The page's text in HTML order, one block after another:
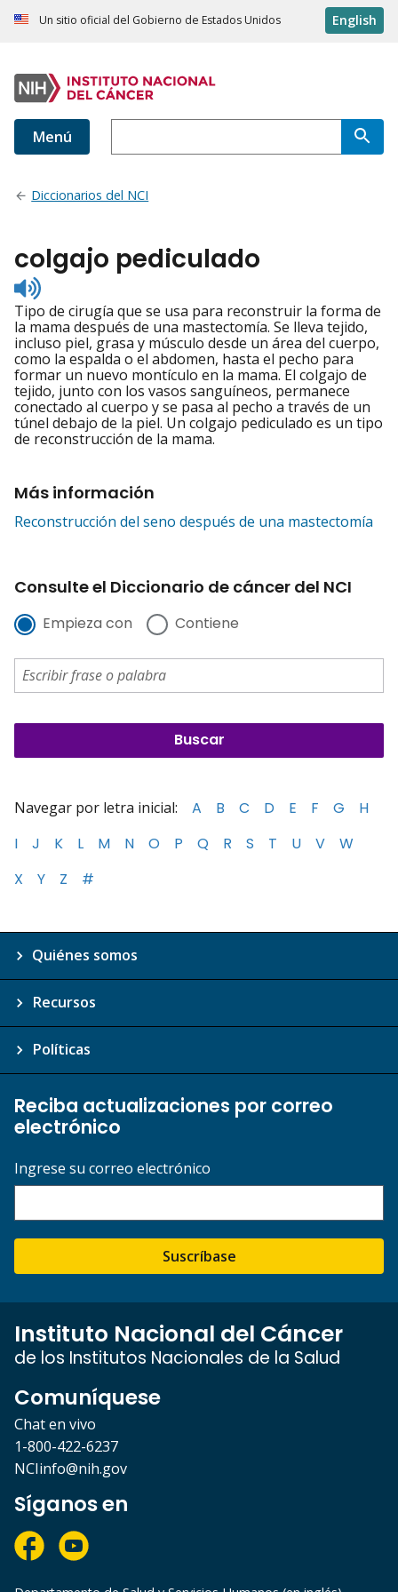
Un sitio oficial del Gobierno de Estados Unidos English
Menú
Diccionarios del NCI
colgajo pediculado
Listen
to
pronunciation
Tipo de cirugía que se usa para reconstruir la forma de
la mama después de una mastectomía. Se lleva tejido,
incluso piel, grasa y músculo desde un área del cuerpo,
como la espalda o el abdomen, hasta el pecho para
formar un nuevo montículo en la mama. El colgajo de
tejido, junto con los vasos sanguíneos, permanece
conectado al cuerpo y se pasa al pecho a través de un
túnel debajo de la piel. Un colgajo pediculado es un tipo
de reconstrucción de la mama.
Más información
Reconstrucción del seno después de una mastectomía
Consulte el Diccionario de cáncer del NCI
Empieza con Contiene
Navegar por letra inicial: A B C D E F G
H
I
J K L M N O P Q R S T U V
W
X
Y Z #
Quiénes somos
Recursos
Políticas
Reciba actualizaciones por correo
electrónico
Ingrese su correo electrónico
Suscríbase
Instituto Nacional del Cáncer
de los Institutos Nacionales de la Salud
Comuníquese
Chat en vivo
1-800-422-6237
NCIinfo@nih.gov
Síganos en